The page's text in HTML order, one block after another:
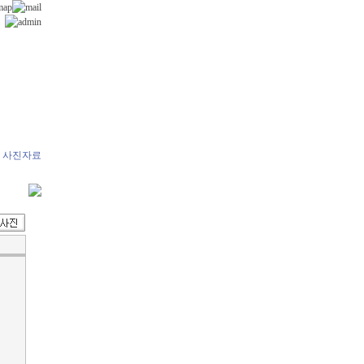
사진자료